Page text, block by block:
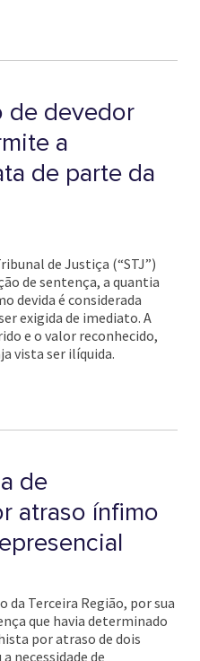
de devedor
a
de parte da
de Justiça (“STJ”)
de sentença, a quantia
devida é considerada
exigida de imediato. A
e o valor reconhecido,
vista ser ilíquida.
de
atraso ínfimo
Terceira Região, por sua
que havia determinado
por atraso de dois
necessidade de